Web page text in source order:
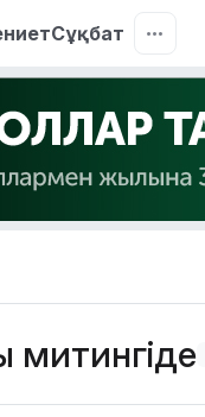
Сұқбат